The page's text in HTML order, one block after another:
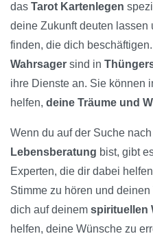
das Tarot Kartenlegen
deine Zukunft deuten lassen
finden, die dich
Wahrsager sind in
ihre Dienste an. Sie können
helfen, deine Träume und
Wenn du auf der Suche nach
Lebensberatung bist, gibt
Experten, die dir dabei
Stimme zu hören und
dich auf deinem spirituellen
helfen, deine Wünsche zu